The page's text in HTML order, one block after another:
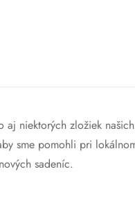
niektorých zložiek
sme pomohli pri
sadeníc.